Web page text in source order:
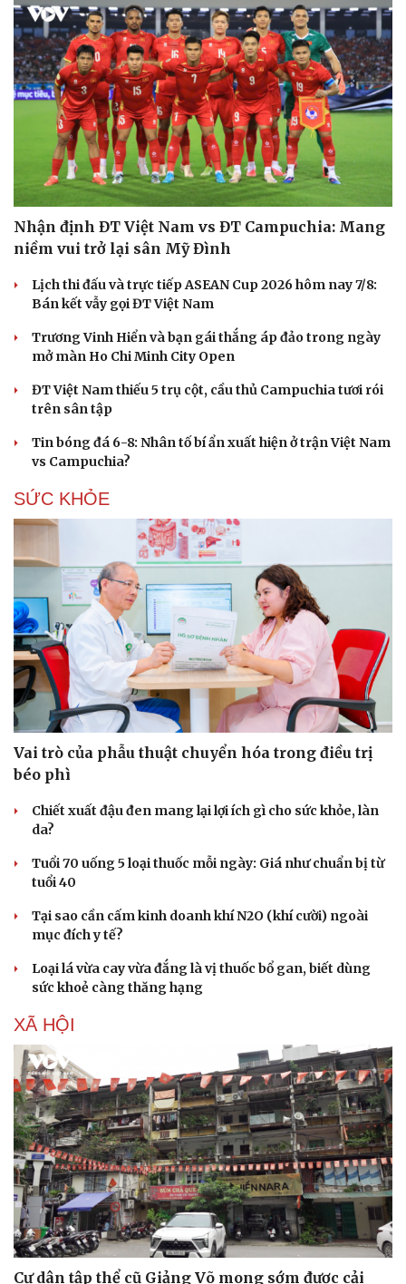
Cải chính
Nhận định ĐT Việt Nam vs ĐT Campuchia: Mang
niềm vui trở lại sân Mỹ Đình
Lịch thi đấu và trực tiếp ASEAN Cup 2026 hôm nay 7/8:
Bán kết vẫy gọi ĐT Việt Nam
Trương Vinh Hiển và bạn gái thắng áp đảo trong ngày
mở màn Ho Chi Minh City Open
ĐT Việt Nam thiếu 5 trụ cột, cầu thủ Campuchia tươi rói
trên sân tập
Tin bóng đá 6-8: Nhân tố bí ẩn xuất hiện ở trận Việt Nam
vs Campuchia?
SỨC KHỎE
Vai trò của phẫu thuật chuyển hóa trong điều trị
béo phì
Chiết xuất đậu đen mang lại lợi ích gì cho sức khỏe, làn
da?
Tuổi 70 uống 5 loại thuốc mỗi ngày: Giá như chuẩn bị từ
tuổi 40
Tại sao cần cấm kinh doanh khí N2O (khí cười) ngoài
mục đích y tế?
Loại lá vừa cay vừa đắng là vị thuốc bổ gan, biết dùng
sức khoẻ càng thăng hạng
XÃ HỘI
Cư dân tập thể cũ Giảng Võ mong sớm được cải